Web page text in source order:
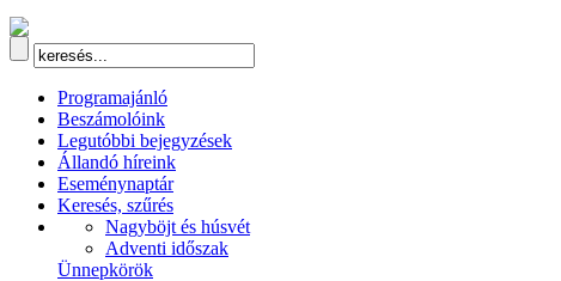
Programajánló
Beszámolóink
Legutóbbi bejegyzések
Állandó híreink
Eseménynaptár
Keresés, szűrés
Nagyböjt és húsvét
Adventi időszak
Ünnepkörök